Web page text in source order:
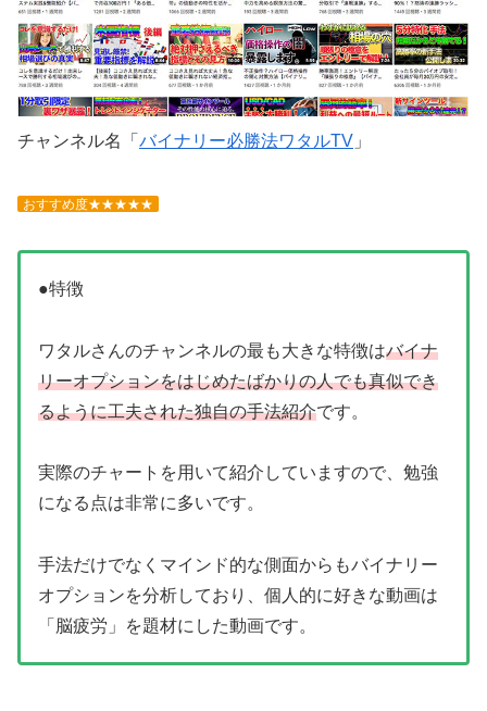
チャンネル名「 バイナリー必勝法ワタルTV 」
おすすめ度★★★★★
●特徴
ワタルさんのチャンネルの最も大きな特徴はバイナ
リーオプションをはじめたばかりの人でも真似でき
るように工夫された独自の手法紹介です。
実際のチャートを用いて紹介していますので、勉強
になる点は非常に多いです。
手法だけでなくマインド的な側面からもバイナリー
オプションを分析しており、個人的に好きな動画は
「脳疲労」を題材にした動画です。